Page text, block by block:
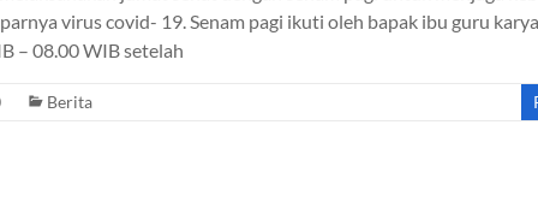
virus covid- 19. Senam pagi ikuti oleh bapak ibu guru
– 08.00 WIB setelah
Berita